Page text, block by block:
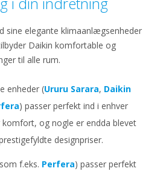
sine elegante klimaanlægsenheder
Daikin komfortable og
til alle rum.
enheder (Ururu Sarara, Daikin
) passer perfekt ind i enhver
og nogle er endda blevet
designpriser.
f.eks. Perfera) passer perfekt